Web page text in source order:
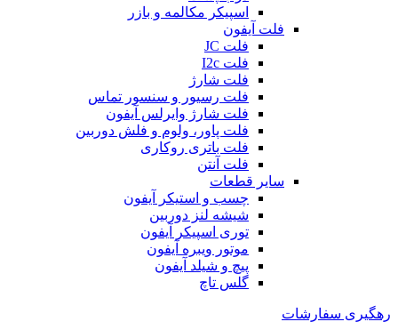
اسپیکر مکالمه و بازر
فلت آیفون
فلت JC
فلت I2c
فلت شارژ
فلت رسیور و سنسور تماس
فلت شارژ وایرلس آیفون
فلت پاور، ولوم و فلش دوربین
فلت باتری روکاری
فلت آنتن
سایر قطعات
چسب و استیکر آیفون
شیشه لنز دوربین
توری اسپیکر آیفون
موتور ویبره آیفون
پیچ و شیلد آیفون
گلس تاچ
رهگیری سفارشات